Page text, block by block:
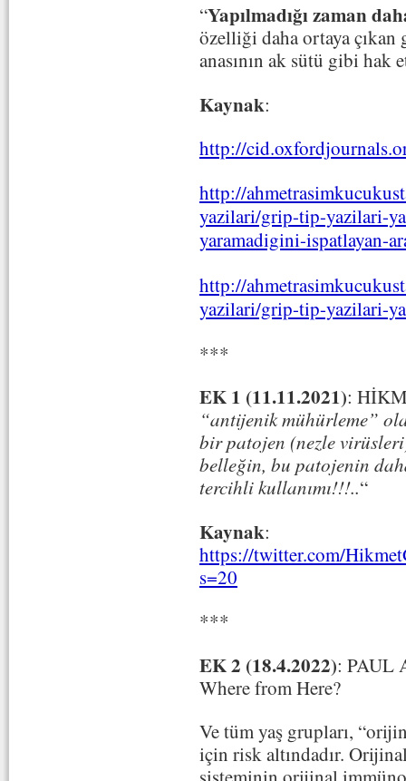
“Yapılmadığı zaman
özelliği daha ortaya çıkan
anasının ak sütü gibi hak
Kaynak:
http://
http://
yazilari/grip-tip-yazilari-
yaramadigini-ispatlayan-
http://
yazilari/grip-tip-yazilari-
***
EK 1 (11.11.2021):
“antijenik mühürleme”
bir patojen (nezle
belleğin, bu patojenin
tercihli kullanımı!!!..“
Kaynak:
https://twitter.com/
s=20
***
EK 2 (18.4.2022): PAUL
Where from Here?
Ve tüm yaş grupları,
için risk altındadır.